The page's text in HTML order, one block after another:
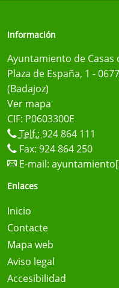
Información
Ayuntamiento de Casas
Plaza de España, 1 -
(Badajoz)
Ver mapa
CIF: P0603300E
Telf.: 924 864 111
Fax: 924 864 250
E-mail:
Enlaces
Inicio
Contacte
Mapa web
Aviso legal
Accesibilidad